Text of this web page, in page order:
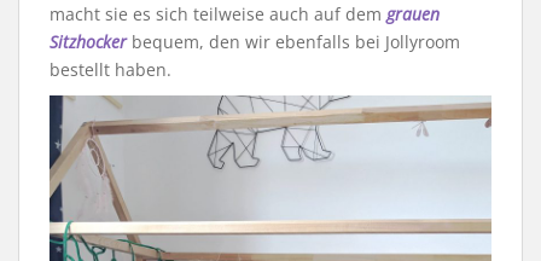
macht sie es sich teilweise auch auf dem grauen
Sitzhockerbequem, den wir ebenfalls bei Jollyroom
bestellt haben.